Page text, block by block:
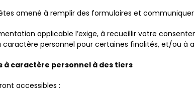
amené à remplir des formulaires et
applicable l’exige, à recueillir votre
caractère personnel pour certaines finalités, et/ou
à caractère personnel à des tiers
accessibles :